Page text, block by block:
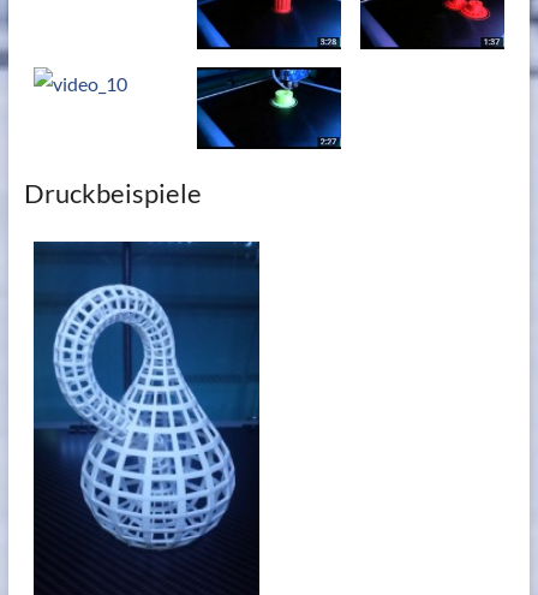
Druckbeispiele